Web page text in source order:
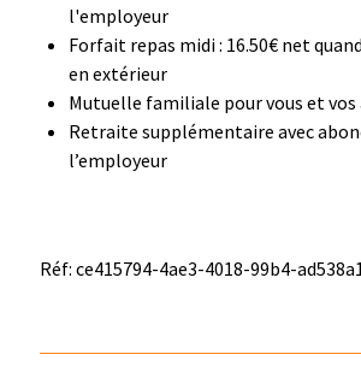
l'employeur
Forfait repas midi : 16.50€ net
en extérieur
Mutuelle familiale pour vous et
Retraite supplémentaire avec
l’employeur
Réf: ce415794-4ae3-4018-99b4-